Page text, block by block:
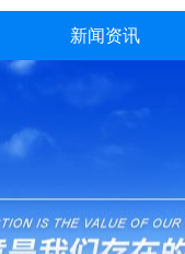
新闻资讯